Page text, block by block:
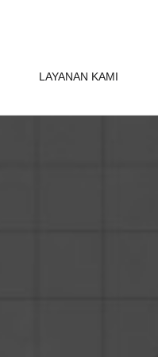
LAYANAN KAMI